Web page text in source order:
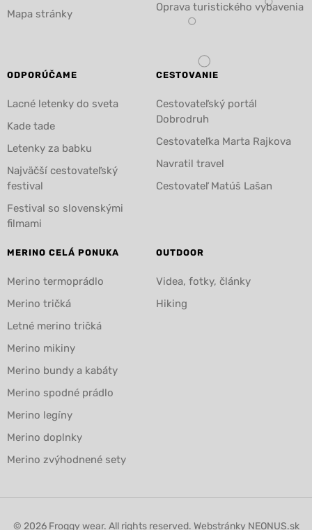
Mapa stránky
Oprava turistického vybavenia
ODPORÚČAME
Lacné letenky do sveta
Kade tade
Letenky za babku
Najväčší cestovateľský
festival
Festival so slovenskými
filmami
CESTOVANIE
Cestovateľský portál
Dobrodruh
Cestovateľka Marta Rajkova
Navratil travel
Cestovateľ Matúš Lašan
MERINO CELÁ PONUKA
Merino termoprádlo
Merino tričká
Letné merino tričká
Merino mikiny
Merino bundy a kabáty
Merino spodné prádlo
Merino legíny
Merino doplnky
Merino zvýhodnené sety
OUTDOOR
Videa, fotky, články
Hiking
© 2026 Froggy wear. All rights reserved. Webstránky NEONUS.sk